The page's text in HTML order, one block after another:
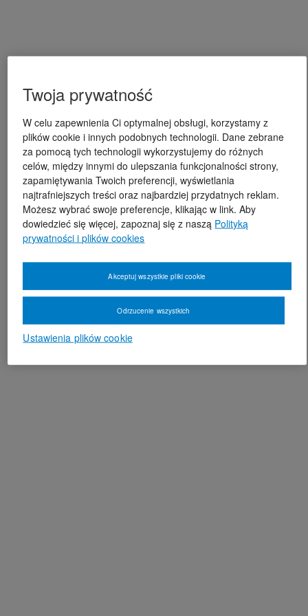
Twoja prywatność
W celu zapewnienia Ci optymalnej obsługi, korzystamy z
plików cookie i innych podobnych technologii. Dane zebrane
za pomocą tych technologii wykorzystujemy do różnych
celów, między innymi do ulepszania funkcjonalności strony,
zapamiętywania Twoich preferencji, wyświetlania
najtrafniejszych treści oraz najbardziej przydatnych reklam.
Możesz wybrać swoje preferencje, klikając w link. Aby
dowiedzieć się więcej, zapoznaj się z naszą Polityką
prywatności i plików cookies
Ustawienia plików cookie
Odrzucenie wszystkich
Akceptuj wszystkie pliki cookie